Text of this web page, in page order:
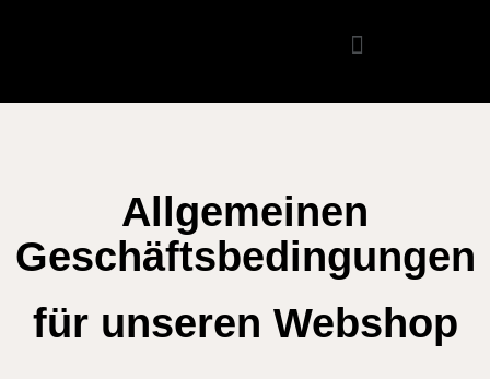
Allgemeinen
Geschäftsbedingungen
für unseren Webshop